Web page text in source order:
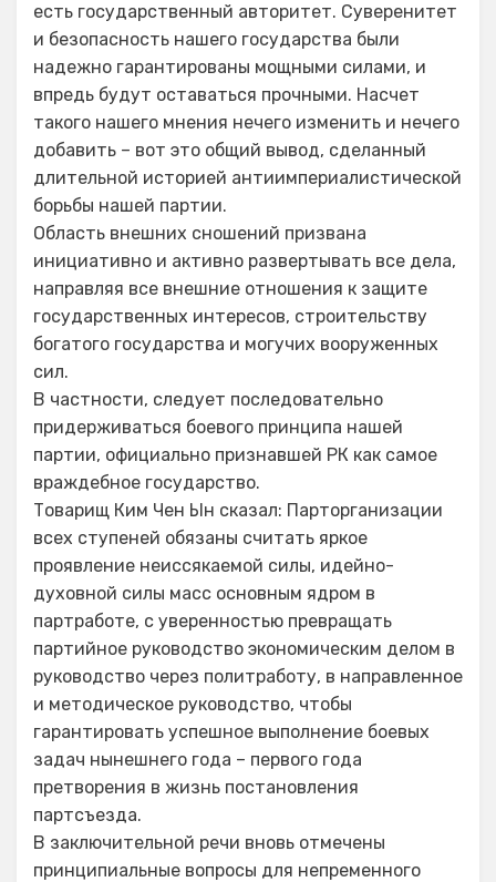
есть государственный авторитет. Суверенитет
и безопасность нашего государства были
надежно гарантированы мощными силами, и
впредь будут оставаться прочными. Насчет
такого нашего мнения нечего изменить и нечего
добавить – вот это общий вывод, сделанный
длительной историей антиимпериалистической
борьбы нашей партии.
Область внешних сношений призвана
инициативно и активно развертывать все дела,
направляя все внешние отношения к защите
государственных интересов, строительству
богатого государства и могучих вооруженных
сил.
В частности, следует последовательно
придерживаться боевого принципа нашей
партии, официально признавшей РК как самое
враждебное государство.
Товарищ Ким Чен Ын сказал: Парторганизации
всех ступеней обязаны считать яркое
проявление неиссякаемой силы, идейно-
духовной силы масс основным ядром в
партработе, с уверенностью превращать
партийное руководство экономическим делом в
руководство через политработу, в направленное
и методическое руководство, чтобы
гарантировать успешное выполнение боевых
задач нынешнего года – первого года
претворения в жизнь постановления
партсъезда.
В заключительной речи вновь отмечены
принципиальные вопросы для непременного